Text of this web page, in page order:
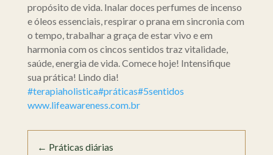
propósito de vida. Inalar doces perfumes de incenso
e óleos essenciais, respirar o prana em sincronia com
o tempo, trabalhar a graça de estar vivo e em
harmonia com os cincos sentidos traz vitalidade,
saúde, energia de vida. Comece hoje! Intensifique
sua prática! Lindo dia!
#terapiaholistica#práticas#5sentidos
www.lifeawareness.com.br
← Práticas diárias